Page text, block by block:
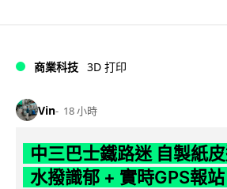
商業科技 3D 打印
Vin 18 小時
中三巴士鐵路迷 自製紙
水撥識郁 + 實時GPS報站